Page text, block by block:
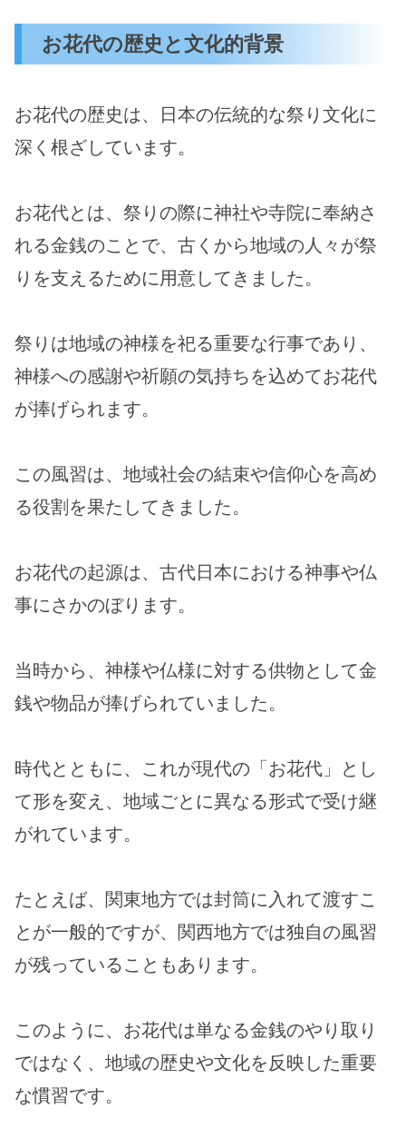
お花代の歴史と文化的背景
お花代の歴史は、日本の伝統的な祭り文化に
深く根ざしています。
お花代とは、祭りの際に神社や寺院に奉納さ
れる金銭のことで、古くから地域の人々が祭
りを支えるために用意してきました。
祭りは地域の神様を祀る重要な行事であり、
神様への感謝や祈願の気持ちを込めてお花代
が捧げられます。
この風習は、地域社会の結束や信仰心を高め
る役割を果たしてきました。
お花代の起源は、古代日本における神事や仏
事にさかのぼります。
当時から、神様や仏様に対する供物として金
銭や物品が捧げられていました。
時代とともに、これが現代の「お花代」とし
て形を変え、地域ごとに異なる形式で受け継
がれています。
たとえば、関東地方では封筒に入れて渡すこ
とが一般的ですが、関西地方では独自の風習
が残っていることもあります。
このように、お花代は単なる金銭のやり取り
ではなく、地域の歴史や文化を反映した重要
な慣習です。